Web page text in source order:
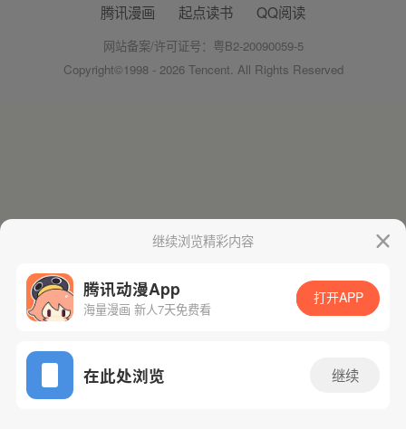
继续浏览精彩内容
腾讯动漫App
海量漫画 新人7天免费看
打开APP
在此处浏览 继续
腾讯漫画 起点读书 QQ阅读
网站备案/许可证号：粤B2-20090059-5
Copyright©1998 - 2026 Tencent. All Rights Reserved